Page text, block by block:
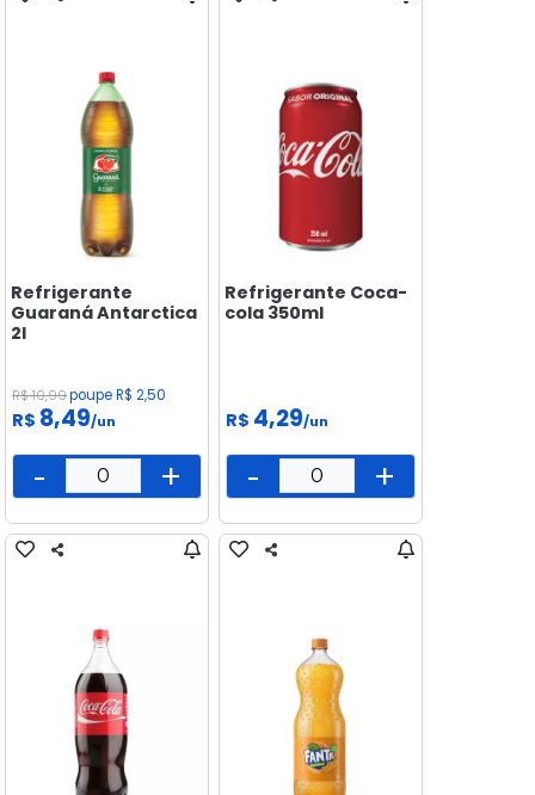
Refrigerante
Guaraná Antarctica
2l
R$ 10,99poupe R$ 2,50
R$ 8,49/un
- +
Refrigerante Coca-
cola 350ml
R$ 4,29/un
- +